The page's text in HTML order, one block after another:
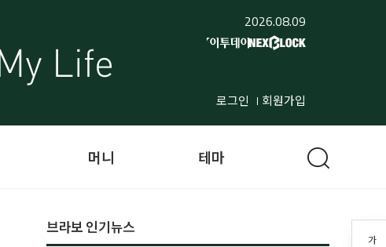
2026.08.09
로그인 회원가입
가
머니 테마
브라보 인기뉴스